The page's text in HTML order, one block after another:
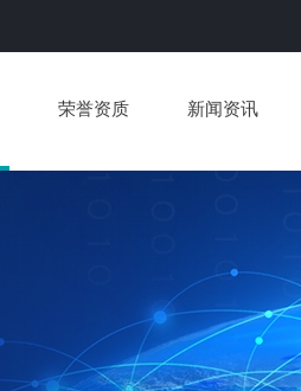
荣誉资质 新闻资讯